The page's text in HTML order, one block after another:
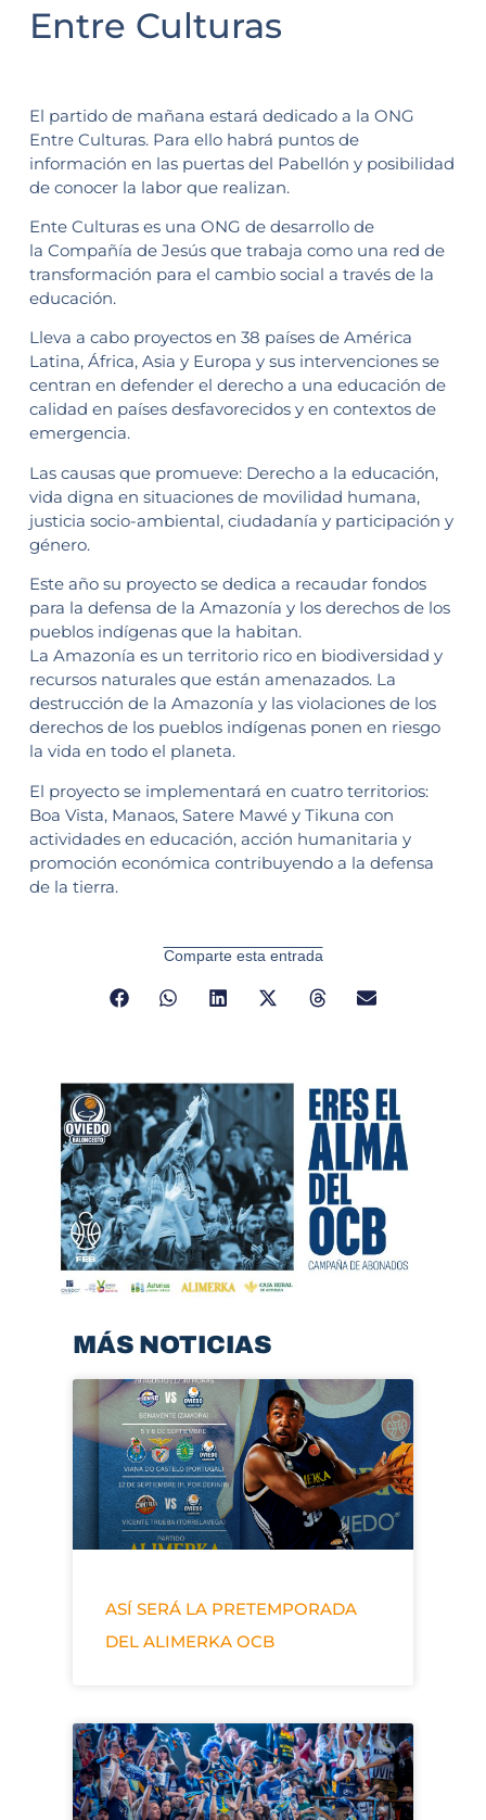
Entre Culturas
El partido de mañana estará dedicado a la ONG
Entre Culturas. Para ello habrá puntos de
información en las puertas del Pabellón y posibilidad
de conocer la labor que realizan.
Ente Culturas es una ONG de desarrollo de
la Compañía de Jesús que trabaja como una red de
transformación para el cambio social a través de la
educación.
Lleva a cabo proyectos en 38 países de América
Latina, África, Asia y Europa y sus intervenciones se
centran en defender el derecho a una educación de
calidad en países desfavorecidos y en contextos de
emergencia.
Las causas que promueve: Derecho a la educación,
vida digna en situaciones de movilidad humana,
justicia socio-ambiental, ciudadanía y participación y
género.
Este año su proyecto se dedica a recaudar fondos
para la defensa de la Amazonía y los derechos de los
pueblos indígenas que la habitan.
La Amazonía es un territorio rico en biodiversidad y
recursos naturales que están amenazados. La
destrucción de la Amazonía y las violaciones de los
derechos de los pueblos indígenas ponen en riesgo
la vida en todo el planeta.
El proyecto se implementará en cuatro territorios:
Boa Vista, Manaos, Satere Mawé y Tikuna con
actividades en educación, acción humanitaria y
promoción económica contribuyendo a la defensa
de la tierra.
Comparte esta entrada
MÁS NOTICIAS
ASÍ SERÁ LA PRETEMPORADA
DEL ALIMERKA OCB